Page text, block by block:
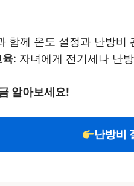
함께 온도 설정과 난방비
육: 자녀에게 전기세나 난
알아보세요!
난방비